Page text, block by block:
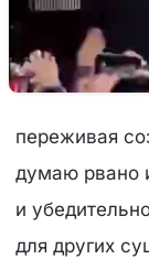
переживая
думаю рвано
и
для других